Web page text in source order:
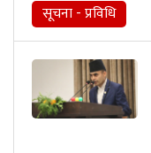
सूचना - प्रविधि